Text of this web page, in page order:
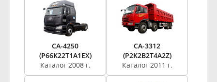
CA-4250
(P66K22T1A1EX)
Каталог 2008 г.
CA-3312
(P2K2B2T4A2Z)
Каталог 2011 г.